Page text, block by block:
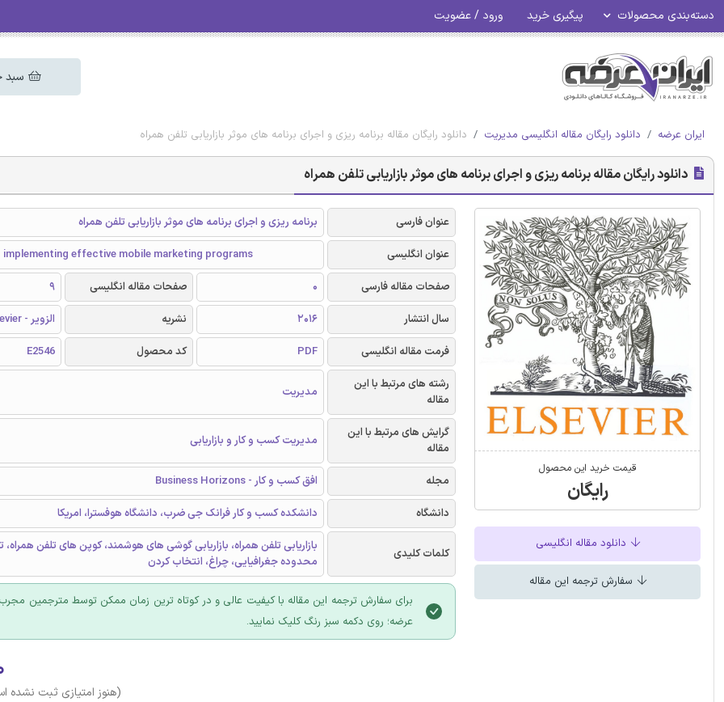
دسته‌بندی محصولات پیگیری خرید ورود / عضویت
سبد
ایران عرضه دانلود رایگان مقاله انگلیسی مدیریت دانلود رایگان مقاله برنامه ریزی و اجرای برنامه های موثر بازاریابی تلفن همراه
دانلود رایگان مقاله برنامه ریزی و اجرای برنامه های موثر بازاریابی تلفن همراه
قیمت خرید این محصول
رایگان
دانلود مقاله انگلیسی
سفارش ترجمه این مقاله
عنوان فارسی
برنامه ریزی و اجرای برنامه های موثر بازاریابی تلفن همراه
عنوان انگلیسی
implementing effective mobile marketing programs
صفحات مقاله فارسی
0 صفحات مقاله انگلیسی
9
سال انتشار
2016 نشریه
الزویر - Elsevier
فرمت مقاله انگلیسی
PDF کد محصول
E2546
رشته های مرتبط با این
مقاله
مدیریت
گرایش های مرتبط با این
مقاله
مدیریت کسب و کار و بازاریابی
مجله
افق کسب و کار - Business Horizons
دانشگاه
دانشکده کسب و کار فرانک جی ضرب، دانشگاه هوفسترا، امریکا
کلمات کلیدی
بازاریابی تلفن همراه، بازاریابی گوشی های هوشمند، کوپن های تلفن همراه،
محدوده جغرافیایی، چراغ، انتخاب کردن
برای سفارش ترجمه این مقاله با کیفیت عالی و در کوتاه ترین زمان ممکن توسط مترجمین
عرضه؛ روی دکمه سبز رنگ کلیک نمایید.
(هنوز امتیازی ثبت نشده